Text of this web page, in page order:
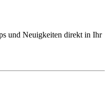
und Neuigkeiten direkt in Ihr